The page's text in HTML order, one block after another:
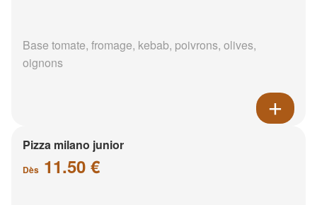
Base tomate, fromage, kebab, poivrons, olives,
oignons
Pizza milano junior
Dès 11.50 €